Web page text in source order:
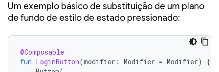
Um exemplo básico de substituição de um plano
de fundo de estilo de estado pressionado:
@Composable
fun LoginButton(modifier : Modifier = Modifier)
{